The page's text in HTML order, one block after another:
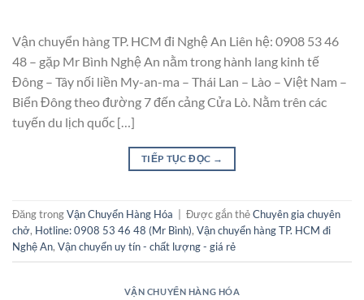
Vận chuyển hàng TP. HCM đi Nghệ An Liên hệ: 0908 53 46
48 – gặp Mr Bình Nghệ An nằm trong hành lang kinh tế
Đông – Tây nối liền My-an-ma – Thái Lan – Lào – Việt Nam –
Biển Đông theo đường 7 đến cảng Cửa Lò. Nằm trên các
tuyến du lịch quốc […]
TIẾP TỤC ĐỌC →
Đăng trongVận Chuyển Hàng Hóa Được gắn thẻChuyên gia chuyên
chở, Hotline: 0908 53 46 48 (Mr Bình), Vận chuyển hàng TP. HCM đi
Nghệ An, Vận chuyển uy tín - chất lượng - giá rẻ
VẬN CHUYỂN HÀNG HÓA